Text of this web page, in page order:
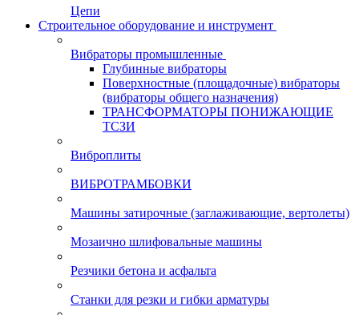
Цепи
Строительное оборудование и инструмент
Вибраторы промышленные
Глубинные вибраторы
Поверхностные (площадочные) вибраторы
(вибраторы общего назначения)
ТРАНСФОРМАТОРЫ ПОНИЖАЮЩИЕ
ТСЗИ
Виброплиты
ВИБРОТРАМБОВКИ
Машины затирочные (заглаживающие, вертолеты)
Мозаично шлифовальные машины
Резчики бетона и асфальта
Станки для резки и гибки арматуры